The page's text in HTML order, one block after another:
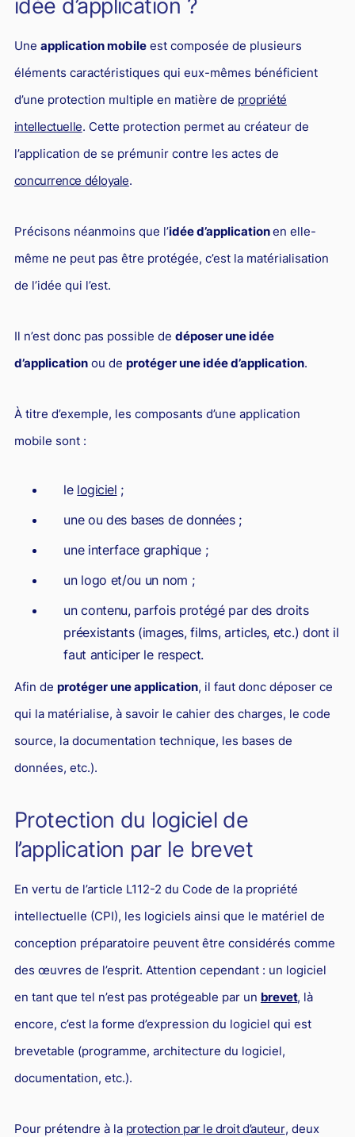
L'industrie
Communication et nouvelles technologies
Grande entreprise
Droit de l'environnement et des énergies renouvelables
Concurrence déloyale
Gestion des crises
Responsabilité Sociétale des Entreprises (R.S.E)
Droit commercial
Énergie
Droit de la concurrence
Responsabilité civile
Banque et Assurance
Droit bancaire
Jurisprudences et actualités
Droit de la réparation et du dommage corporel
idée d’application ?
Une application mobileest composée de plusieurs
éléments caractéristiques qui eux-mêmes bénéficient
d’une protection multiple en matière de propriété
intellectuelle. Cette protection permet au créateur de
l’application de se prémunir contre les actes de
concurrence déloyale.
Précisons néanmoins que l’idée d’applicationen elle-
même ne peut pas être protégée, c’est la matérialisation
de l’idée qui l’est.
Il n’est donc pas possible de déposer une idée
d’applicationou de protéger une idée d’application.
À titre d’exemple, les composants d’une application
mobile sont :
le logiciel ;
une ou des bases de données ;
une interface graphique ;
un logo et/ou un nom ;
un contenu, parfois protégé par des droits
préexistants (images, films, articles, etc.) dont il
faut anticiper le respect.
Afin de protéger une application, il faut donc déposer ce
qui la matérialise, à savoir le cahier des charges, le code
source, la documentation technique, les bases de
données, etc.).
Protection du logiciel de
l’application par le brevet
En vertu de l’article L112-2 du Code de la propriété
intellectuelle (CPI), les logiciels ainsi que le matériel de
conception préparatoire peuvent être considérés comme
des œuvres de l’esprit. Attention cependant : un logiciel
en tant que tel n’est pas protégeable par un brevet, là
encore, c’est la forme d’expression du logiciel qui est
brevetable (programme, architecture du logiciel,
documentation, etc.).
Pour prétendre à la protection par le droit d’auteur, deux